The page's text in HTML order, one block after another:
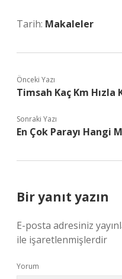
Tarih: Makaleler
Önceki Yazı
Timsah Kaç Km Hızla
Sonraki Yazı
En Çok Parayı Hangi
Bir yanıt yazın
E-posta adresiniz
ile işaretlenmişlerdir
Yorum